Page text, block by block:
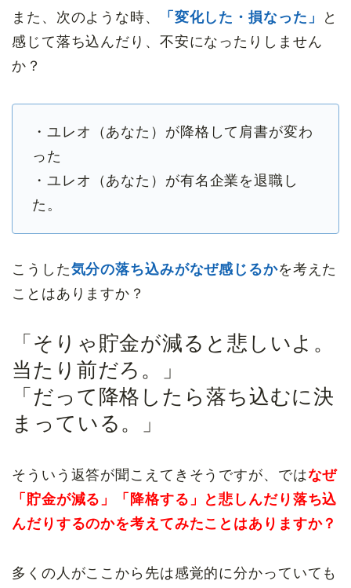
また、次のような時、 「変化した・損なった」
と
感じて落ち込んだり、不安になったりしません
か？
・ユレオ（あなた）が降格して肩書が変わ
った
・ユレオ（あなた）が有名企業を退職し
た。
こうした気分の落ち込みがなぜ感じるかを考えた
ことはありますか？
「そりゃ貯金が減ると悲しいよ。
当たり前だろ。」
「だって降格したら落ち込むに決
まっている。」
そういう返答が聞こえてきそうですが、ではなぜ
「貯金が減る」「降格する」と悲しんだり落ち込
んだりするのかを考えてみたことはありますか？
多くの人がここから先は感覚的に分かっていても